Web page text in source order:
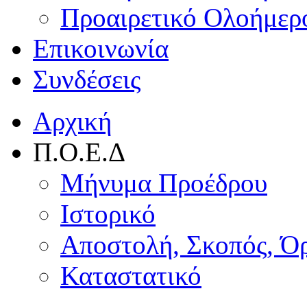
Προαιρετικό
Επικοινωνία
Συνδέσεις
Αρχική
Π.Ο.Ε.Δ
Μήνυμα Προέδρου
Ιστορικό
Αποστολή, Σκοπός,
Καταστατικό